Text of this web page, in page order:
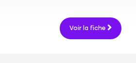
Voir la fiche